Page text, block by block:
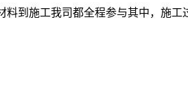
到施工我司都全程参与其中，施